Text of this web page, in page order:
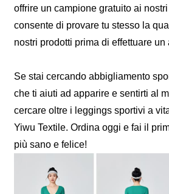
offrire un campione gratuito ai
consente di provare tu stesso la
nostri prodotti prima di effettuare un
Se stai cercando abbigliamento
che ti aiuti ad apparire e sentirti al
cercare oltre i leggings sportivi a
Yiwu Textile. Ordina oggi e fai il
più sano e felice!